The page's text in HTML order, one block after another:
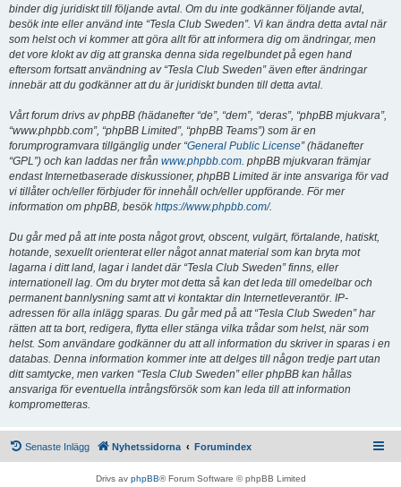
binder dig juridiskt till följande avtal. Om du inte godkänner följande avtal,
besök inte eller använd inte “Tesla Club Sweden”. Vi kan ändra detta avtal när
som helst och vi kommer att göra allt för att informera dig om ändringar, men
det vore klokt av dig att granska denna sida regelbundet på egen hand
eftersom fortsatt användning av “Tesla Club Sweden” även efter ändringar
innebär att du godkänner att du är juridiskt bunden till detta avtal.
Vårt forum drivs av phpBB (hädanefter “de”, “dem”, “deras”, “phpBB mjukvara”,
“www.phpbb.com”, “phpBB Limited”, “phpBB Teams”) som är en
forumprogramvara tillgänglig under “General Public License” (hädanefter
“GPL”) och kan laddas ner från www.phpbb.com. phpBB mjukvaran främjar
endast Internetbaserade diskussioner, phpBB Limited är inte ansvariga för vad
vi tillåter och/eller förbjuder för innehåll och/eller uppförande. För mer
information om phpBB, besökhttps://www.phpbb.com/.
Du går med på att inte posta något grovt, obscent, vulgärt, förtalande, hatiskt,
hotande, sexuellt orienterat eller något annat material som kan bryta mot
lagarna i ditt land, lagar i landet där “Tesla Club Sweden” finns, eller
internationell lag. Om du bryter mot detta så kan det leda till omedelbar och
permanent bannlysning samt att vi kontaktar din Internetleverantör. IP-
adressen för alla inlägg sparas. Du går med på att “Tesla Club Sweden” har
rätten att ta bort, redigera, flytta eller stänga vilka trådar som helst, när som
helst. Som användare godkänner du att all information du skriver in sparas i en
databas. Denna information kommer inte att delges till någon tredje part utan
ditt samtycke, men varken “Tesla Club Sweden” eller phpBB kan hållas
ansvariga för eventuella intrångsförsök som kan leda till att information
komprometteras.
Senaste Inlägg Nyhetssidorna Forumindex
Drivs av phpBB® Forum Software © phpBB Limited